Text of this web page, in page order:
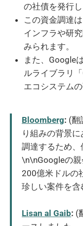
の社債を発行し
この資金調達
インフラや研
みられます。
また、Google
ルライブラリ
エコシステム
Bloomberg: (翻
り組みの背景
調達するため、
\n\nGoogleの親
200億米ドルの
珍しい案件を含
Lisan al Gaib: (